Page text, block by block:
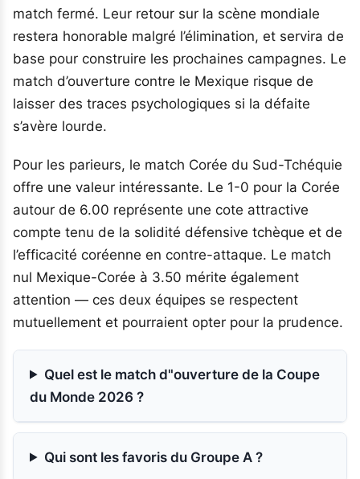
match fermé. Leur retour sur la scène mondiale
restera honorable malgré l’élimination, et servira de
base pour construire les prochaines campagnes. Le
match d’ouverture contre le Mexique risque de
laisser des traces psychologiques si la défaite
s’avère lourde.
Pour les parieurs, le match Corée du Sud-Tchéquie
offre une valeur intéressante. Le 1-0 pour la Corée
autour de 6.00 représente une cote attractive
compte tenu de la solidité défensive tchèque et de
l’efficacité coréenne en contre-attaque. Le match
nul Mexique-Corée à 3.50 mérite également
attention — ces deux équipes se respectent
mutuellement et pourraient opter pour la prudence.
Quel est le match d"ouverture de la Coupe
du Monde 2026 ?
Qui sont les favoris du Groupe A ?